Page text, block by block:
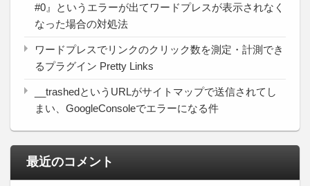
#0』というエラーが出てワードプレスが表示されなく
なった場合の対処法
ワードプレスでリンクのクリック数を測定・計測でき
るプラグイン Pretty Links
__trashedというURLがサイトマップで送信されてし
まい、GoogleConsoleでエラーになる件
最近のコメント